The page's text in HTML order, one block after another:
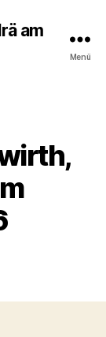
am
Menü